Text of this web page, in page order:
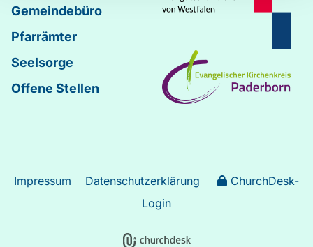
Gemeindebüro
Pfarrämter
Seelsorge
Offene Stellen
Impressum Datenschutzerklärung
ChurchDesk-
Login